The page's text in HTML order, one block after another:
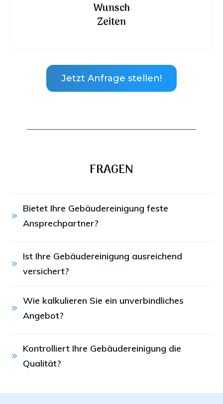
Wunsch
Zeiten
Jetzt Anfrage stellen!
FRAGEN
Bietet Ihre Gebäudereinigung feste
Ansprechpartner?
Ist Ihre Gebäudereinigung ausreichend
versichert?
Wie kalkulieren Sie ein unverbindliches
Angebot?
Kontrolliert Ihre Gebäudereinigung die
Qualität?